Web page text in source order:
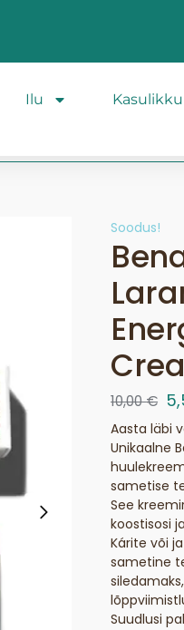
Ilu Kasulikku
Soodus!
10,00€
Aasta läbi
Unikaalne
sametise
See
koostisosi
Kárite või
sametine
Suudlusi